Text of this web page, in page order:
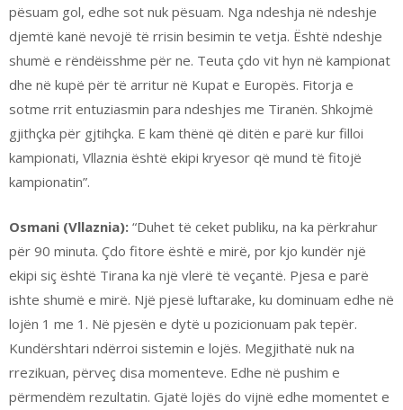
pësuam gol, edhe sot nuk pësuam. Nga ndeshja në ndeshje
djemtë kanë nevojë të rrisin besimin te vetja. Është ndeshje
shumë e rëndëisshme për ne. Teuta çdo vit hyn në kampionat
dhe në kupë për të arritur në Kupat e Europës. Fitorja e
sotme rrit entuziasmin para ndeshjes me Tiranën. Shkojmë
gjithçka për gjtihçka. E kam thënë që ditën e parë kur filloi
kampionati, Vllaznia është ekipi kryesor që mund të fitojë
kampionatin”.
Osmani (Vllaznia): “Duhet të ceket publiku, na ka përkrahur
për 90 minuta. Çdo fitore është e mirë, por kjo kundër një
ekipi siç është Tirana ka një vlerë të veçantë. Pjesa e parë
ishte shumë e mirë. Një pjesë luftarake, ku dominuam edhe në
lojën 1 me 1. Në pjesën e dytë u pozicionuam pak tepër.
Kundërshtari ndërroi sistemin e lojës. Megjithatë nuk na
rrezikuan, përveç disa momenteve. Edhe në pushim e
përmendëm rezultatin. Gjatë lojës do vijnë edhe momentet e